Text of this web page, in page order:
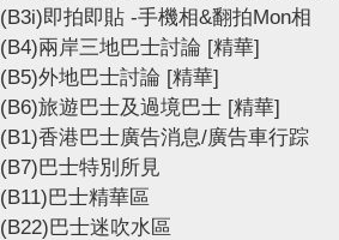
(B3i)即拍即貼 -手機相&翻拍Mon相
(B4)兩岸三地巴士討論 [精華]
(B5)外地巴士討論 [精華]
(B6)旅遊巴士及過境巴士 [精華]
(B1)香港巴士廣告消息/廣告車行踪
(B7)巴士特別所見
(B11)巴士精華區
(B22)巴士迷吹水區